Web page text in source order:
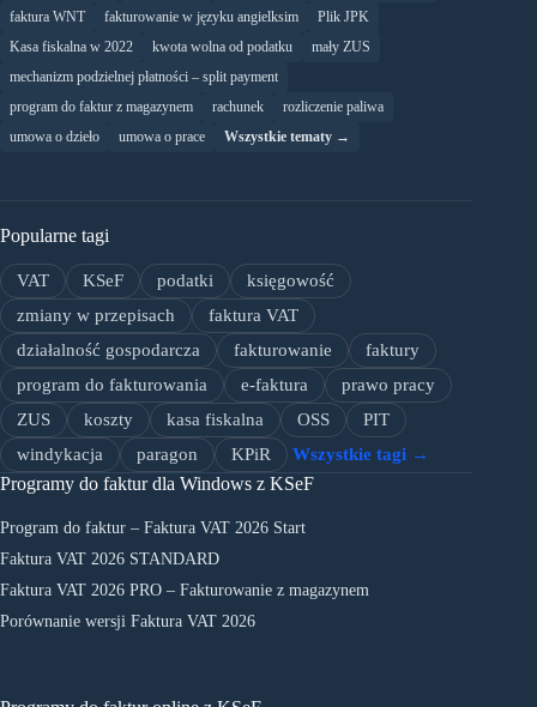
faktura WNT
fakturowanie w języku angielksim
Plik JPK
Kasa fiskalna w 2022
kwota wolna od podatku
mały ZUS
mechanizm podzielnej płatności – split payment
program do faktur z magazynem
rachunek
rozliczenie paliwa
umowa o dzieło
umowa o prace Wszystkie tematy →
Popularne tagi
VAT KSeF podatki
księgowość
zmiany w przepisach
faktura VAT
działalność gospodarcza
fakturowanie
faktury
program do fakturowania
e-faktura
prawo pracy
ZUS
koszty kasa fiskalna OSS
PIT
windykacja
paragon KPiR Wszystkie tagi →
Programy do faktur dla Windows z KSeF
Program do faktur – Faktura VAT 2026 Start
Faktura VAT 2026 STANDARD
Faktura VAT 2026 PRO – Fakturowanie z magazynem
Porównanie wersji Faktura VAT 2026